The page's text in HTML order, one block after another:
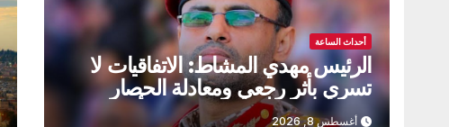
أحداث الساعة
الرئيس مهدي المشاط: الاتفاقيات لا
تسري بأثر رجعي ومعادلة الحصار
بالحصار مستمرة حتى تحقق أهدافها
أغسطس 8, 2026